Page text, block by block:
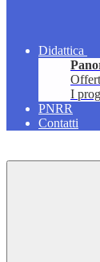
Didattica
I
PNRR
Contatti